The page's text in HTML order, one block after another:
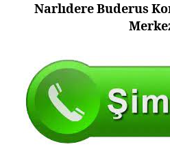
Narlıdere Buderus